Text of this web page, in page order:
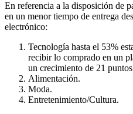
En referencia a la disposición de
en un menor tiempo de entrega
electrónico:
Tecnología hasta el 53%
recibir lo comprado en un
un crecimiento de 21
Alimentación.
Moda.
Entretenimiento/Cultura.